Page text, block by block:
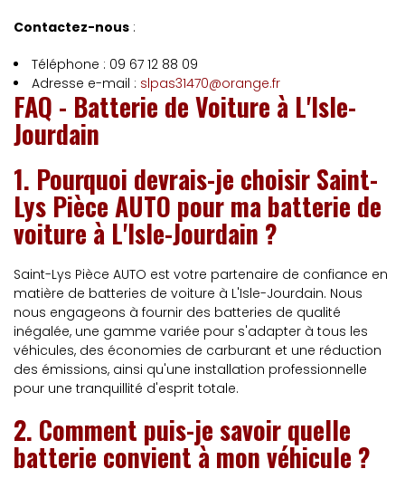
Contactez-nous :
Téléphone : 09 67 12 88 09
Adresse e-mail : slpas31470@orange.fr
FAQ - Batterie de Voiture à L'Isle-
Jourdain
1. Pourquoi devrais-je choisir Saint-
Lys Pièce AUTO pour ma batterie de
voiture à L'Isle-Jourdain ?
Saint-Lys Pièce AUTO est votre partenaire de confiance en
matière de batteries de voiture à L'Isle-Jourdain. Nous
nous engageons à fournir des batteries de qualité
inégalée, une gamme variée pour s'adapter à tous les
véhicules, des économies de carburant et une réduction
des émissions, ainsi qu'une installation professionnelle
pour une tranquillité d'esprit totale.
2. Comment puis-je savoir quelle
batterie convient à mon véhicule ?